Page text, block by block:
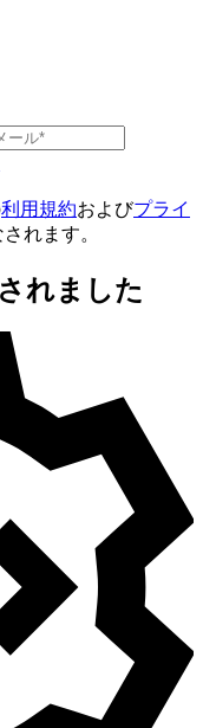
利用規約およびプライ
れます。
れました